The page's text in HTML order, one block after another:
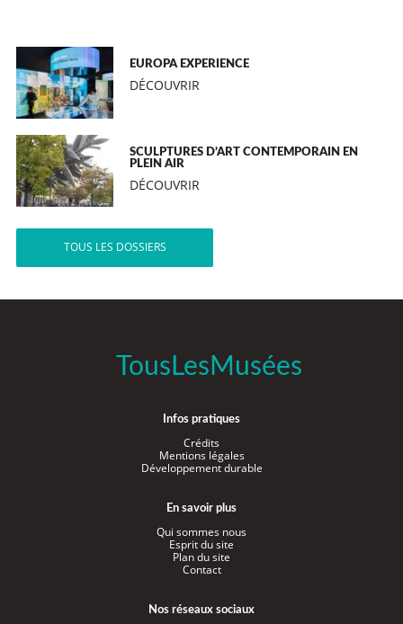
EUROPA EXPERIENCE
DÉCOUVRIR
SCULPTURES D’ART CONTEMPORAIN EN
PLEIN AIR
DÉCOUVRIR
TOUS LES DOSSIERS
TousLesMusées
Infos pratiques
Crédits
Mentions légales
Développement durable
En savoir plus
Qui sommes nous
Esprit du site
Plan du site
Contact
Nos réseaux sociaux